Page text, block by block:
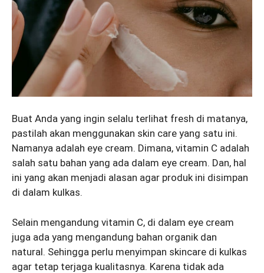
Buat Anda yang ingin selalu terlihat fresh di matanya,
pastilah akan menggunakan skin care yang satu ini.
Namanya adalah eye cream. Dimana, vitamin C adalah
salah satu bahan yang ada dalam eye cream. Dan, hal
ini yang akan menjadi alasan agar produk ini disimpan
di dalam kulkas.
Selain mengandung vitamin C, di dalam eye cream
juga ada yang mengandung bahan organik dan
natural. Sehingga perlu menyimpan skincare di kulkas
agar tetap terjaga kualitasnya. Karena tidak ada